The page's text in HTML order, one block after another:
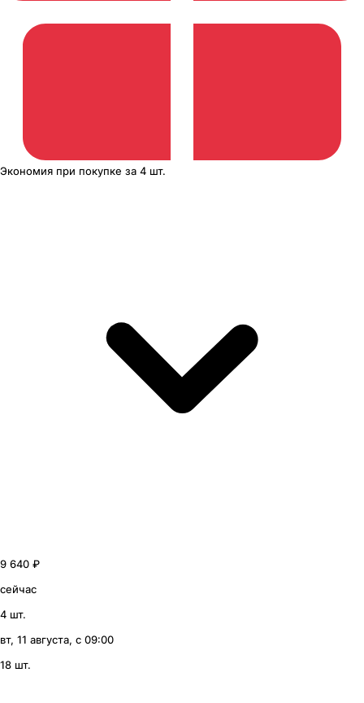
Экономия при покупке за 4 шт.
9 640 ₽
сейчас
4 шт.
вт, 11 августа, с 09:00
18 шт.